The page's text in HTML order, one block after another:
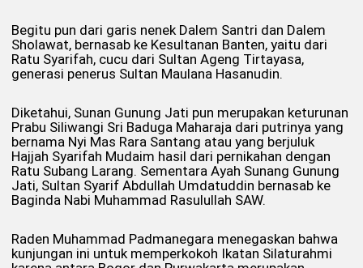
Begitu pun dari garis nenek Dalem Santri dan Dalem
Sholawat, bernasab ke Kesultanan Banten, yaitu dari
Ratu Syarifah, cucu dari Sultan Ageng Tirtayasa,
generasi penerus Sultan Maulana Hasanudin.
Diketahui, Sunan Gunung Jati pun merupakan keturunan
Prabu Siliwangi Sri Baduga Maharaja dari putrinya yang
bernama Nyi Mas Rara Santang atau yang berjuluk
Hajjah Syarifah Mudaim hasil dari pernikahan dengan
Ratu Subang Larang. Sementara Ayah Sunang Gunung
Jati, Sultan Syarif Abdullah Umdatuddin bernasab ke
Baginda Nabi Muhammad Rasulullah SAW.
Raden Muhammad Padmanegara menegaskan bahwa
kunjungan ini untuk memperkokoh Ikatan Silaturahmi